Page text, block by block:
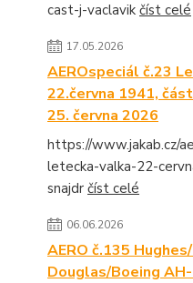
cast-j-vaclavik číst celé
17.05.2026
AEROspeciál č.23
22.června 1941,
25. června 2026
https://www.jakab.cz/
letecka-valka-22-
snajdr číst celé
06.06.2026
AERO č.135
Douglas/Boeing